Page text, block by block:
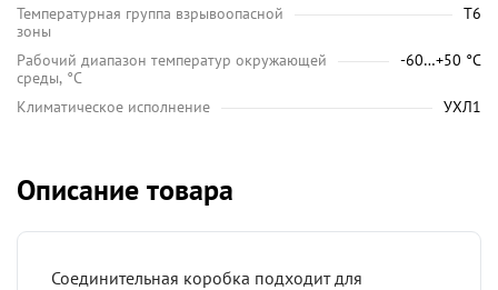
Температурная группа взрывоопасной
зоны
Т6
Рабочий диапазон температур окружающей
среды, °C
-60…+50 °С
Климатическое исполнение УХЛ1
Описание товара
Соединительная коробка подходит для